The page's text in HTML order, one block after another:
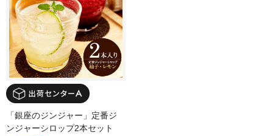
「銀座のジンジャー」定番ジ
ンジャーシロップ2本セット